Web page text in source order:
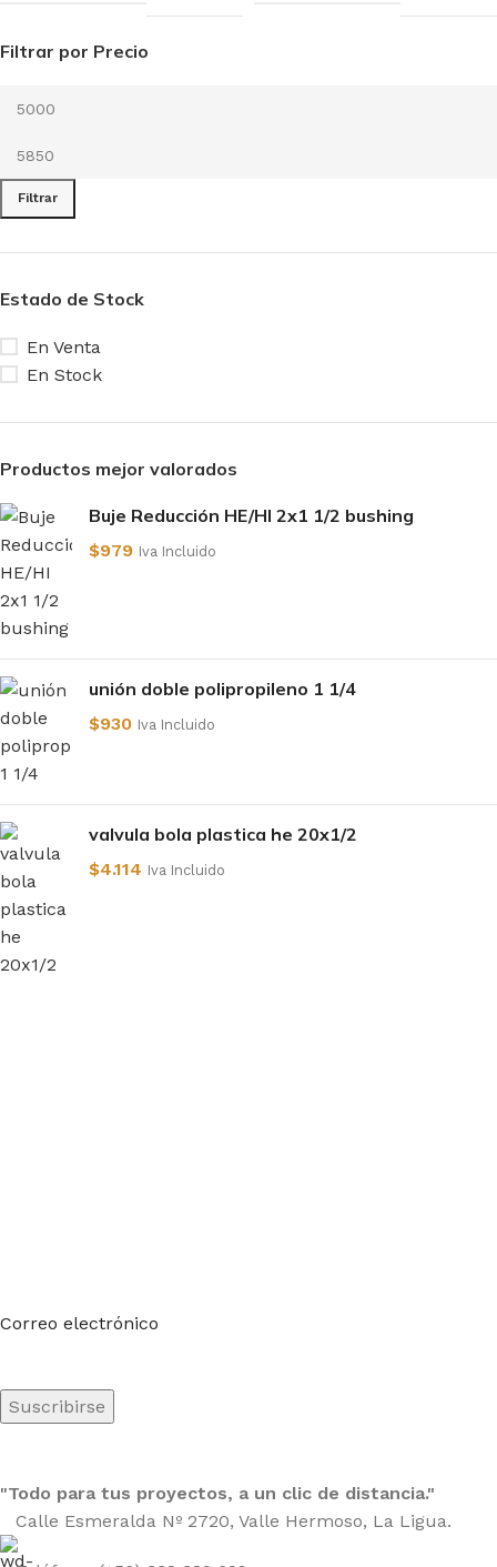
Filtrar por Precio
Filtrar
Estado de Stock
En Venta
En Stock
Productos mejor valorados
Buje Reducción HE/HI 2x1 1/2 bushing
$979 Iva Incluido
unión doble polipropileno 1 1/4
$930 Iva Incluido
valvula bola plastica he 20x1/2
$4.114 Iva Incluido
Correo electrónico
"Todo para tus proyectos, a un clic de distancia."
Calle Esmeralda Nº 2720, Valle Hermoso, La Ligua.